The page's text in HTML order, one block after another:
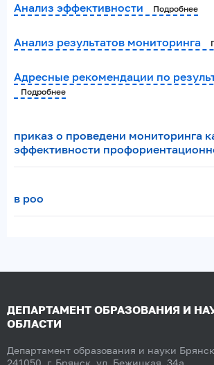
Анализ эффективности Подробнее
Анализ результатов мониторинга
Адресные рекомендации по
Подробнее
приказ о проведени мониторинга
эффективности
в роо
ДЕПАРТАМЕНТ ОБРАЗОВАНИЯ И
ОБЛАСТИ
Департамент образования и науки
241050, г. Брянск, ул. Бежицкая, 34а